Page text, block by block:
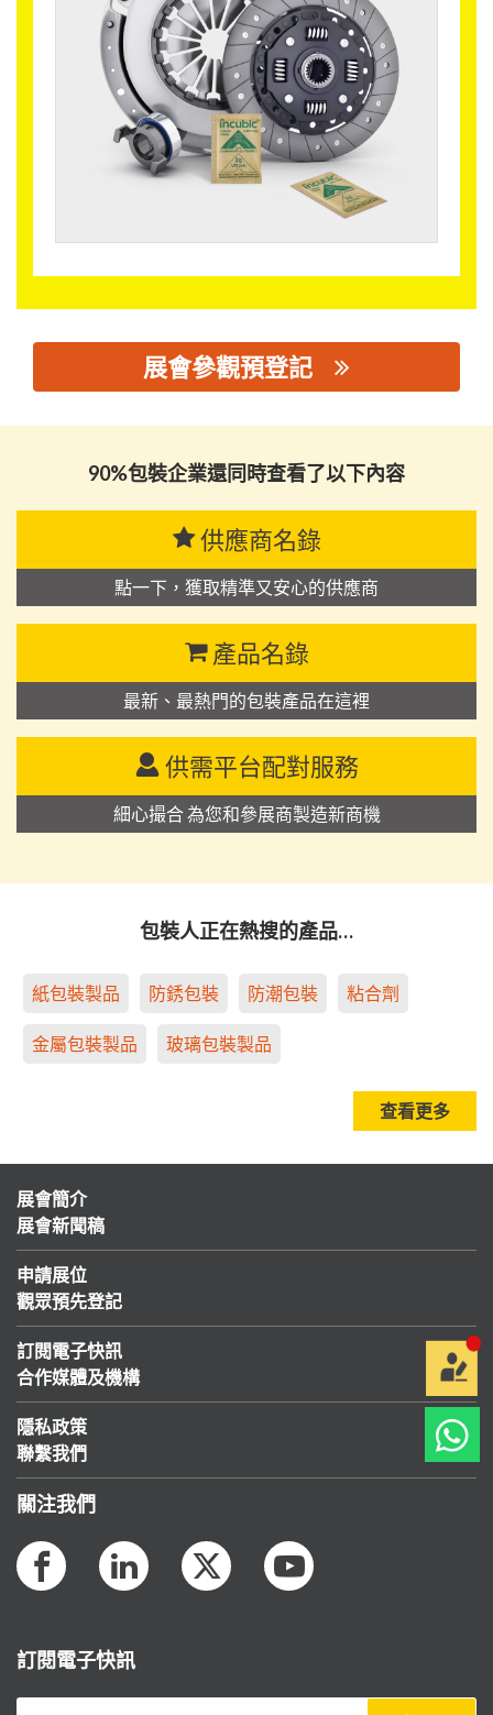
展會參觀預登記
90%包裝企業還同時查看了以下內容
供應商名錄
點一下，獲取精準又安心的供應商
產品名錄
最新、最熱門的包裝產品在這裡
供需平台配對服務
細心撮合 為您和參展商製造新商機
包裝人正在熱搜的產品…
紙包裝製品 防銹包裝 防潮包裝 粘合劑
金屬包裝製品 玻璃包裝製品
查看更多
展會簡介
展會新聞稿
申請展位
觀眾預先登記
訂閱電子快訊
合作媒體及機構
隱私政策
聯繫我們
關注我們
訂閱電子快訊